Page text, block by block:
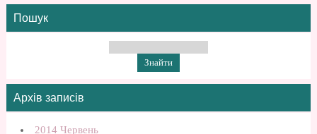
Пошук
Архів записів
2014 Червень